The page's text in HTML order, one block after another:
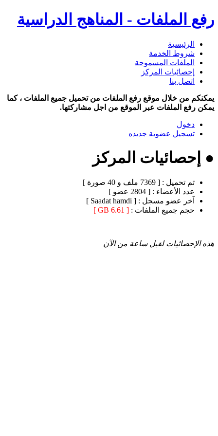
رفع الملفات - المناهج الدراسية
الرئيسية
شروط الخدمة
الملفات المسموحة
إحصائيات المركز
اتصل بنا
يمكنكم من خلال موقع رفع الملفات من تحميل جميع الملفات ، كما
يمكن رفع الملفات عبر الموقع من اجل مشاركتها.
دخول
تسجيل عضوية جديده
● إحصائيات المركز
تم تحميل : [ 7369 ملف و 40 صورة ]
عدد الأعضاء : [ 2804 عضو ]
آخر عضو مسجل : [ Saadat hamdi ]
حجم جميع الملفات : [ 6.61 GB ]
هذه الإحصائيات لقبل ساعة من الآن